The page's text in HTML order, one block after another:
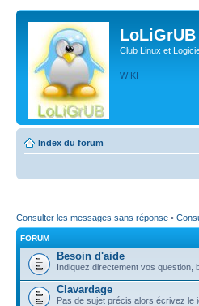
LoLiGrUB
Club Linux et
WIKI
Index du forum
Consulter les messages sans réponse •
FORUM
Besoin d'aide
Indiquez directement vos question,
Clavardage
Pas de sujet précis alors écrivez le